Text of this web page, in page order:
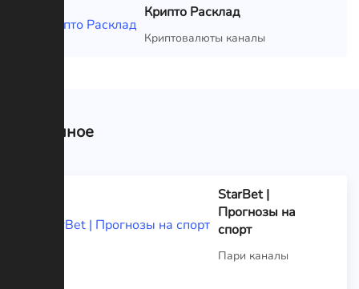
Крипто Расклад
Криптовалюты каналы
Связанное
StarBet |
Прогнозы на
спорт
Пари каналы